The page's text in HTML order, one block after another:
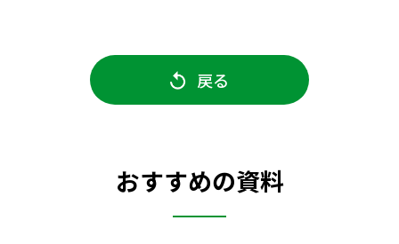
戻る
おすすめの資料